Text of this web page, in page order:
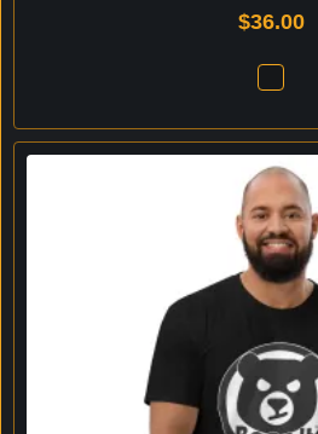
$36.00